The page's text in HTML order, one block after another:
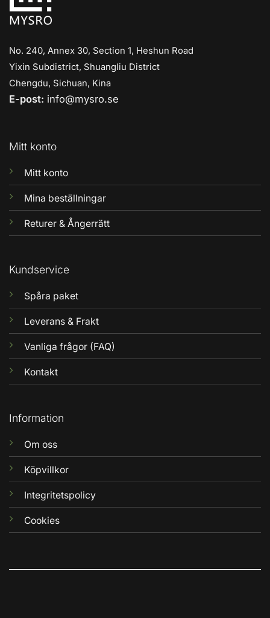
No. 240, Annex 30, Section 1, Heshun Road
Yixin Subdistrict, Shuangliu District
Chengdu, Sichuan, Kina
E-post: info@mysro.se
Mitt konto
Mitt konto
Mina beställningar
Returer & Ångerrätt
Kundservice
Spåra paket
Leverans & Frakt
Vanliga frågor (FAQ)
Kontakt
Information
Om oss
Köpvillkor
Integritetspolicy
Cookies